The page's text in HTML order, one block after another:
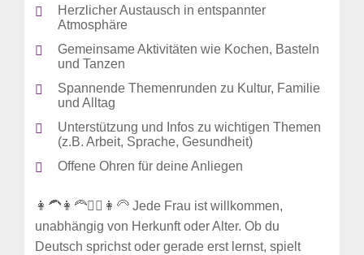
Herzlicher Austausch in entspannter
Atmosphäre
Gemeinsame Aktivitäten wie Kochen, Basteln
und Tanzen
Spannende Themenrunden zu Kultur, Familie
und Alltag
Unterstützung und Infos zu wichtigen Themen
(z.B. Arbeit, Sprache, Gesundheit)
Offene Ohren für deine Anliegen
👩‍🦱👩‍🦰👳‍♀️👩‍🦳 Jede Frau ist willkommen,
unabhängig von Herkunft oder Alter. Ob du
Deutsch sprichst oder gerade erst lernst, spielt